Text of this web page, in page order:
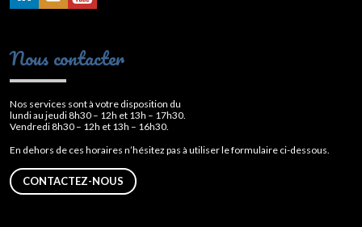
Nous contacter
Nos services sont à votre disposition du
lundi au jeudi 8h30 – 12h et 13h – 17h30.
Vendredi 8h30 – 12h et 13h – 16h30.
En dehors de ces horaires n’hésitez pas à utiliser le formulaire ci-dessous.
CONTACTEZ-NOUS